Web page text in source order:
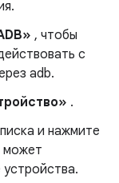
, чтобы
с
adb.
.
и нажмите
может
устройства.